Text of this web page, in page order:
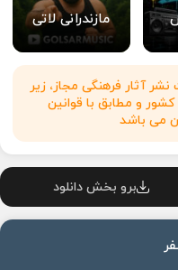
مازندرانی لاتی
آثار فرهنگی مجاز، زیر
کشور و مطابق با قوانین
می باشد
برو بخش دانلود